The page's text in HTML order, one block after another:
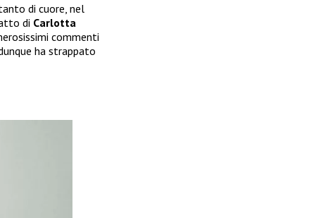
tanto di cuore, nel
di Carlotta
commenti
ha strappato